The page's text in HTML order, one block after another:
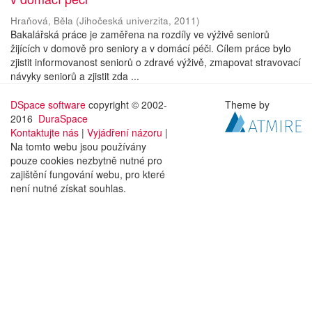
Hraňová, Běla (Jihočeská univerzita, 2011)
Bakalářská práce je zaměřena na rozdíly ve výživě seniorů
žijících v domově pro seniory a v domácí péči. Cílem práce bylo
zjistit informovanost seniorů o zdravé výživě, zmapovat stravovací
návyky seniorů a zjistit zda ...
DSpace software copyright © 2002-
2016 DuraSpace
Kontaktujte nás | Vyjádření názoru |
Na tomto webu jsou používány
pouze cookies nezbytně nutné pro
zajištění fungování webu, pro které
není nutné získat souhlas.
Theme by